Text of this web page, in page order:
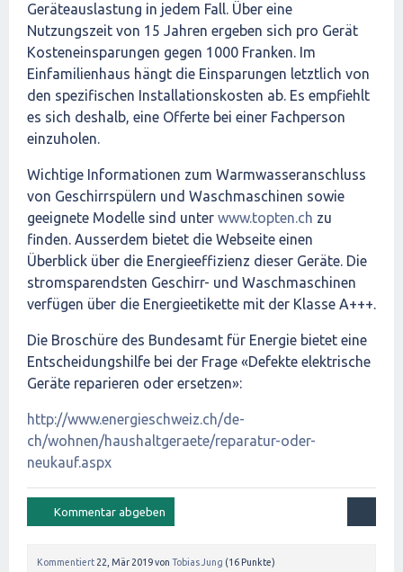
Geräteauslastung in jedem Fall. Über eine
Nutzungszeit von 15 Jahren ergeben sich pro Gerät
Kosteneinsparungen gegen 1000 Franken. Im
Einfamilienhaus hängt die Einsparungen letztlich von
den spezifischen Installationskosten ab. Es empfiehlt
es sich deshalb, eine Offerte bei einer Fachperson
einzuholen.
Wichtige Informationen zum Warmwasseranschluss
von Geschirrspülern und Waschmaschinen sowie
geeignete Modelle sind unter www.topten.ch zu
finden. Ausserdem bietet die Webseite einen
Überblick über die Energieeffizienz dieser Geräte. Die
stromsparendsten Geschirr- und Waschmaschinen
verfügen über die Energieetikette mit der Klasse A+++.
Die Broschüre des Bundesamt für Energie bietet eine
Entscheidungshilfe bei der Frage «Defekte elektrische
Geräte reparieren oder ersetzen»:
http://www.energieschweiz.ch/de-
ch/wohnen/haushaltgeraete/reparatur-oder-
neukauf.aspx
Kommentiert 22, Mär 2019von Tobias Jung (16 Punkte)